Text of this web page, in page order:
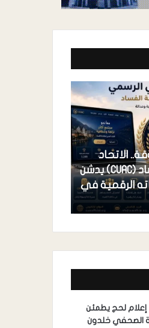
الاتحاد
المدني لمكافحة الفساد (CUAC) يدشن
الرقمية في
إعلام لحج يطمئن
الصحفي خلدون